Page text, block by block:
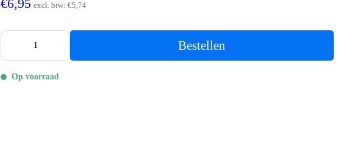
€6,95 excl. btw:€5,74
Bestellen
Op voorraad